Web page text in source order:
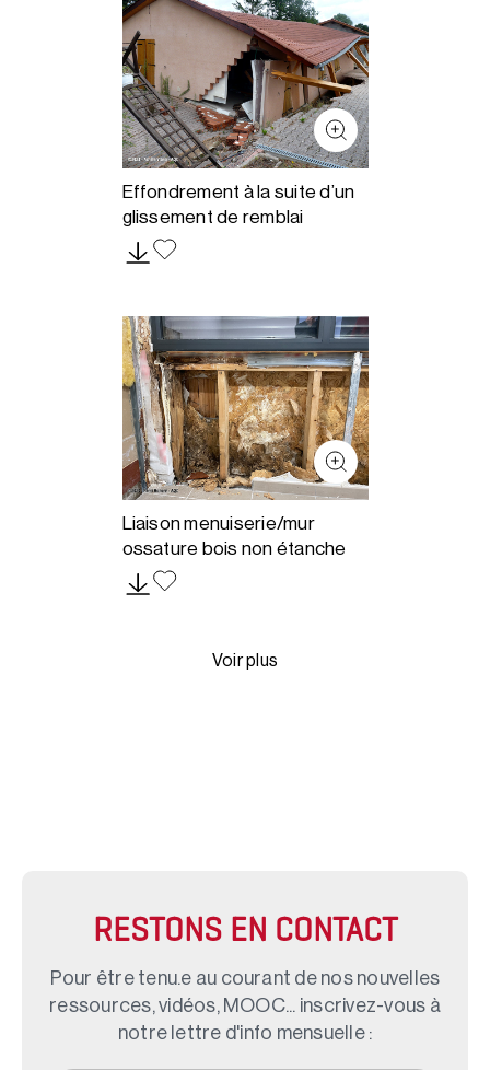
Effondrement à la suite d’un
glissement de remblai
Liaison menuiserie/mur
ossature bois non étanche
Voir plus
RESTONS EN CONTACT
Pour être tenu.e au courant de nos nouvelles
ressources, vidéos, MOOC... inscrivez-vous à
notre lettre d'info mensuelle :